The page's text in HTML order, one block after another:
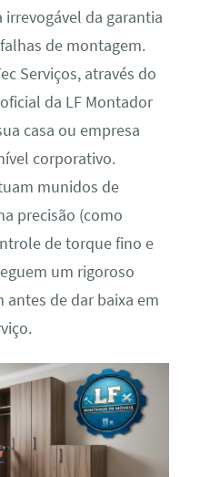
irrevogável da garantia
de montagem.
Serviços, através do
da LF Montador
casa ou empresa
corporativo.
munidos de
precisão (como
de torque fino e
um rigoroso
de dar baixa em